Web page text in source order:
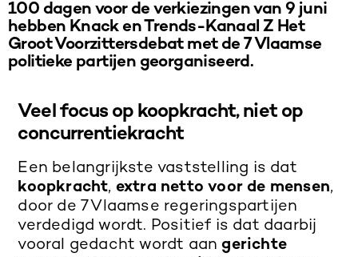
100 dagen voor de verkiezingen van 9 juni
hebben Knack en Trends-Kanaal Z Het
Groot Voorzittersdebat met de 7 Vlaamse
politieke partijen georganiseerd.
Veel focus op koopkracht, niet op
concurrentiekracht
Een belangrijkste vaststelling is dat
koopkracht, extra netto voor de mensen,
door de 7 Vlaamse regeringspartijen
verdedigd wordt. Positief is dat daarbij
vooral gedacht wordt aangerichte